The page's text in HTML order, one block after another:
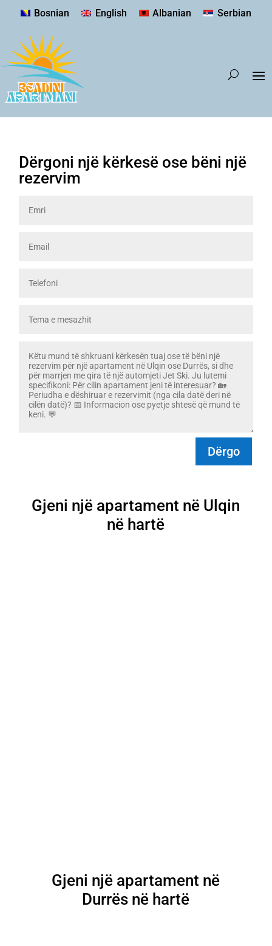
Bosnian English Albanian Serbian
Dërgoni një kërkesë ose bëni një
rezervim
Dërgo
Gjeni një apartament në Ulqin
në hartë
Gjeni një apartament në
Durrës në hartë